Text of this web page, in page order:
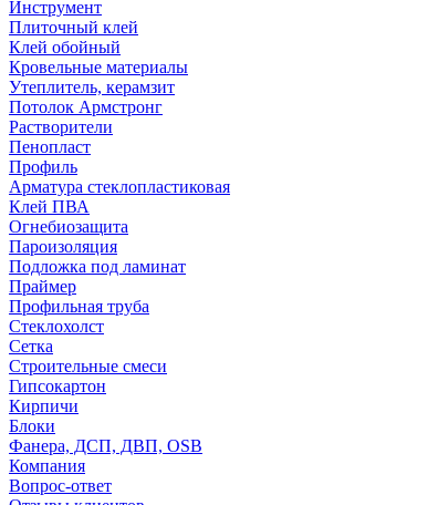
Инструмент
Плиточный клей
Клей обойный
Кровельные материалы
Утеплитель, керамзит
Потолок Армстронг
Растворители
Пенопласт
Профиль
Арматура стеклопластиковая
Клей ПВА
Огнебиозащита
Пароизоляция
Подложка под ламинат
Праймер
Профильная труба
Стеклохолст
Сетка
Строительные смеси
Гипсокартон
Кирпичи
Блоки
Фанера, ДСП, ДВП, OSB
Компания
Вопрос-ответ